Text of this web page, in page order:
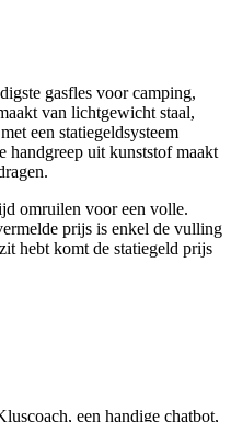
gasfles voor camping,
van lichtgewicht staal,
een statiegeldsysteem
handgreep uit kunststof maakt
omruilen voor een volle.
prijs is enkel de vulling
hebt komt de statiegeld prijs
een handige chatbot,